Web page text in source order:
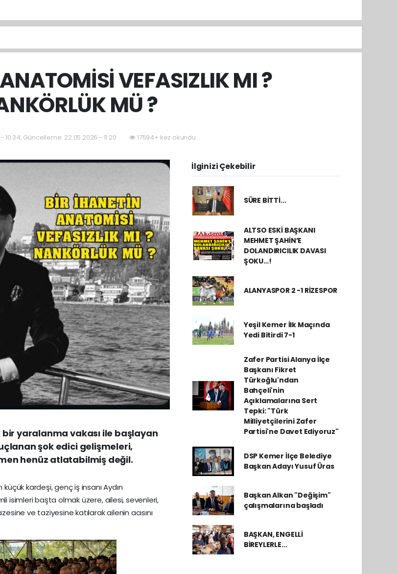
VEFASIZLIK MI ?
MÜ ?
10:34, Güncelleme: 22.05.2026 - 11:20 17594+ kez okundu.
bir yaralanma vakası ile başlayan
şok edici gelişmeleri,
henüz atlatabilmiş değil.
küçük kardeşi, genç iş insanı Aydın
isimleri başta olmak üzere, ailesi, sevenleri,
ve taziyesine katılarak ailenin acısını
İlginizi Çekebilir
SÜRE BİTTİ...
ALTSO ESKİ BAŞKANI
MEHMET ŞAHİN’E
DOLANDIRICILIK DAVASI
ŞOKU…!
ALANYASPOR 2 -1 RİZESPOR
Yeşil Kemer İlk Maçında
Yedi Bitirdi 7-1
Zafer Partisi Alanya İlçe
Başkanı Fikret
Türkoğlu'ndan
Bahçeli'nin
Açıklamalarına Sert
Tepki: "Türk
Milliyetçilerini Zafer
Partisi'ne Davet Ediyoruz"
DSP Kemer İlçe Belediye
Başkan Adayı Yusuf Üras
Başkan Alkan "Değişim"
çalışmalarına başladı
BAŞKAN, ENGELLİ
BİREYLERLE...